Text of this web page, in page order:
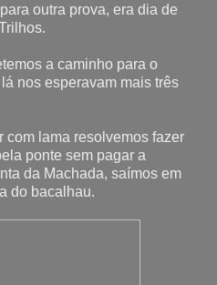
outra prova, era dia de
a caminho para o
nos esperavam mais três
com lama resolvemos fazer
ponte sem pagar a
da Machada, saímos em
do bacalhau.